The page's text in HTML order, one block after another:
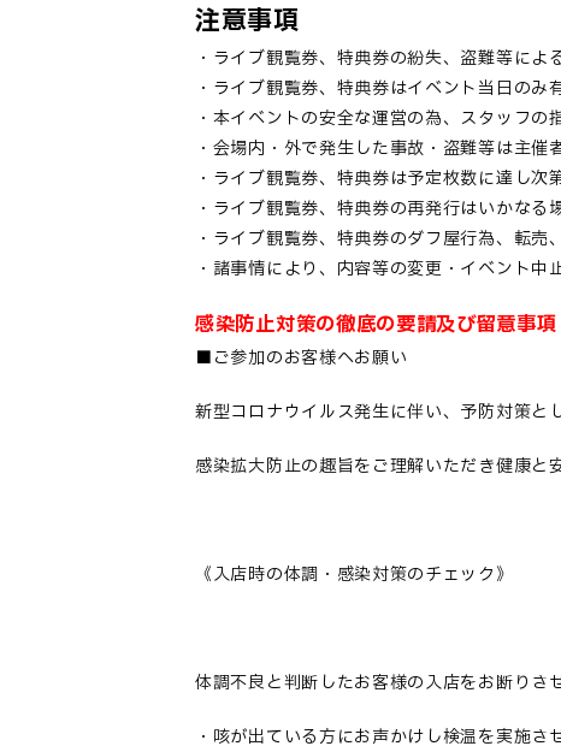
注意事項
・ライブ観覧券、特典券の紛失、盗難等によ
・ライブ観覧券、特典券はイベント当日のみ
・本イベントの安全な運営の為、スタッフの
・会場内・外で発生した事故・盗難等は主
・ライブ観覧券、特典券は予定枚数に達し次
・ライブ観覧券、特典券の再発行はいかなる
・ライブ観覧券、特典券のダフ屋行為、転売
・諸事情により、内容等の変更・イベント中
感染防止対策の徹底の要請及び留意事項
■ご参加のお客様へお願い
新型コロナウイルス発生に伴い、予防対策と
感染拡大防止の趣旨をご理解いただき健康と
《入店時の体調・感染対策のチェック》
体調不良と判断したお客様の入店をお断りさ
・咳が出ている方にお声かけし検温を実施さ